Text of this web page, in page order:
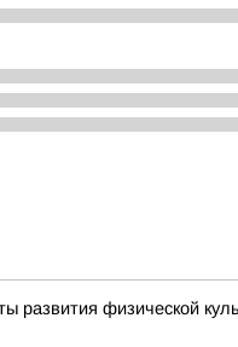
развития физической